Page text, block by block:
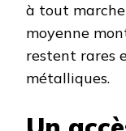
à tout
moyenne
restent rares
métalliques.